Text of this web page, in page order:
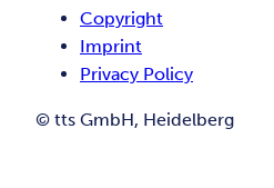
Copyright
Imprint
Privacy Policy
© tts GmbH, Heidelberg